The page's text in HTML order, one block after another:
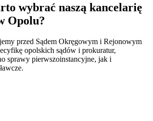
wybrać naszą kancelarię
Opolu?
przed Sądem Okręgowym i Rejonowym
opolskich sądów i prokuratur,
sprawy pierwszoinstancyjne, jak i